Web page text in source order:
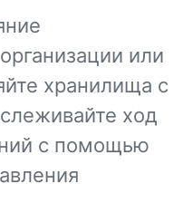
или
хранилища с
ход
с помощью